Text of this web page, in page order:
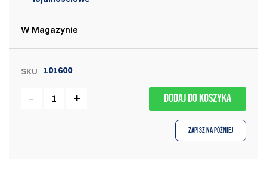
W Magazynie
SKU 101600
DODAJ DO KOSZYKA
Zapisz na później